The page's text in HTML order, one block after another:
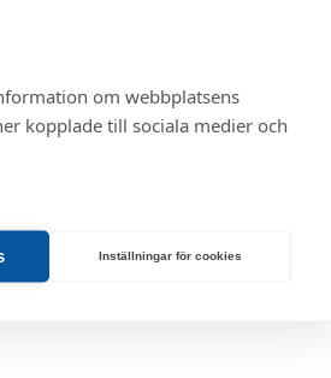
om webbplatsens
kopplade till sociala medier och
Inställningar för cookies